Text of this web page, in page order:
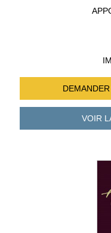
VOIR